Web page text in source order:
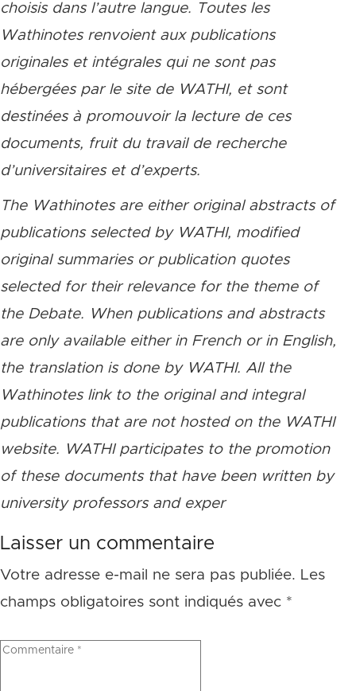
choisis dans l’autre langue. Toutes les
Wathinotes renvoient aux publications
originales et intégrales qui ne sont pas
hébergées par le site de WATHI, et sont
destinées à promouvoir la lecture de ces
documents, fruit du travail de recherche
d’universitaires et d’experts.
The Wathinotes are either original abstracts of
publications selected by WATHI, modified
original summaries or publication quotes
selected for their relevance for the theme of
the Debate. When publications and abstracts
are only available either in French or in English,
the translation is done by WATHI. All the
Wathinotes link to the original and integral
publications that are not hosted on the WATHI
website. WATHI participates to the promotion
of these documents that have been written by
university professors and exper
Laisser un commentaire
Votre adresse e-mail ne sera pas publiée. Les
champs obligatoires sont indiqués avec *